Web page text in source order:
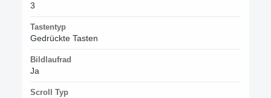
3
Tastentyp
Gedrückte Tasten
Bildlaufrad
Ja
Scroll Typ